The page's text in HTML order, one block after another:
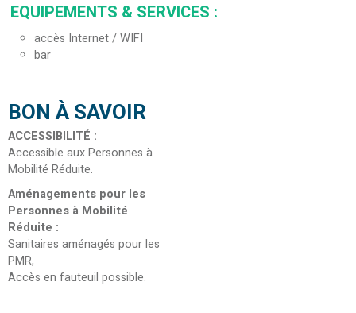
EQUIPEMENTS & SERVICES :
accès Internet / WIFI
bar
BON À SAVOIR
ACCESSIBILITÉ :
Accessible aux Personnes à
Mobilité Réduite
Aménagements pour les
Personnes à Mobilité
Réduite :
Sanitaires aménagés pour les
PMR
Accès en fauteuil possible